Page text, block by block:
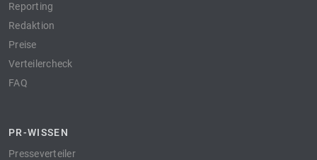
Reporting
Redaktion
Preise
Verteilercheck
FAQ
PR-WISSEN
Presseverteiler